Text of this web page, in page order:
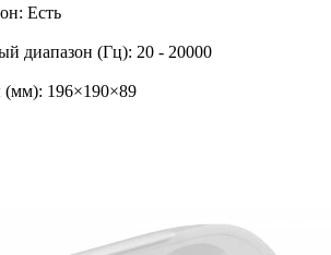
Есть
диапазон (Гц): 20 - 20000
(мм): 196×190×89